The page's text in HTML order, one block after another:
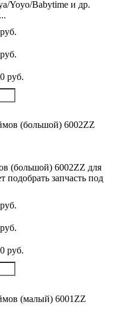
Yoyo/Babytime и др.
руб.
(большой) 6002ZZ для
подобрать запчасть под
руб.